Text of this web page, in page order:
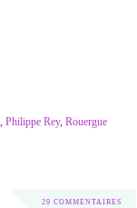
,Philippe Rey,Rouergue
29 COMMENTAIRES